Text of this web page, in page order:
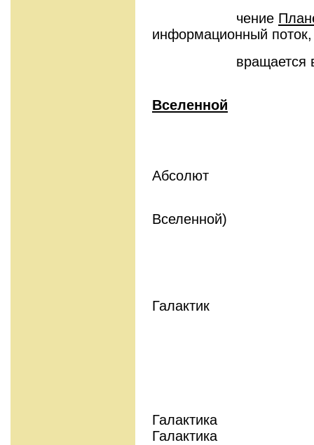
чение
информационный
вращается в
Вселенной
Абсолют
Вселенной)
Галактик
Галактика